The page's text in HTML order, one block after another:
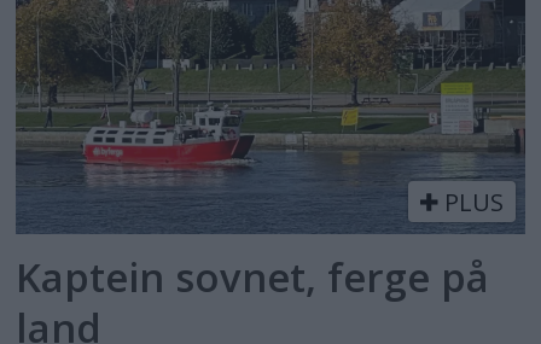
PLUS
Kaptein sovnet, ferge på
land